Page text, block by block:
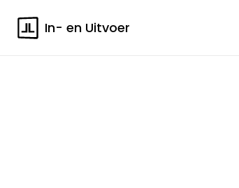
In- en Uitvoer